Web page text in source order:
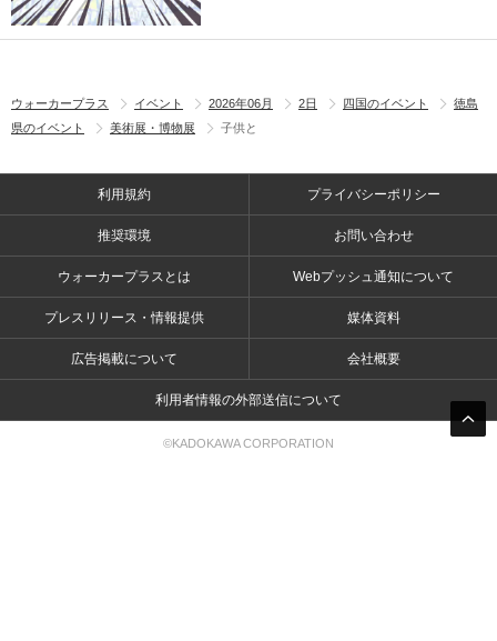
ウォーカープラス イベント 2026年06月 2日 四国のイベント
徳島
県のイベント
美術展・博物展 子供と
利用規約 プライバシーポリシー
推奨環境 お問い合わせ
ウォーカープラスとは Webプッシュ通知について
プレスリリース・情報提供 媒体資料
広告掲載について 会社概要
利用者情報の外部送信について
©KADOKAWA CORPORATION